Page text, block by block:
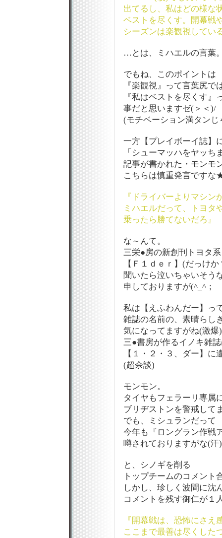
出てるし、私はどの様な
ベストを尽くす。開幕戦
シーズンは楽観視してい
…とは、ミハエルの言葉
でもね、このポイントは
『楽観視』って言葉尻で
『私はベストを尽くす』
事だと思いますゼ(＞＜)/
(モチベーション満タンじ
一方【プレイボーイ誌】
「シューマッハをヤッち
記事が書かれた・モンモ
こちらは慎重発言ですな
『ドライバーよりマシン
ミハエルだって、トヨタ
乗ったら勝てないだろ』
な～んて。
三栄●房の新創刊トヨタ
【Ｆ１ｄｅｒ】(だっけか
聞いたら泣いちゃいそう
申しておりますが(^_^；
私は【えふわんだー】っ
雑誌の名前の、素晴らし
気になってますがね(激爆)
三●書房が作るイノキ雑
【１・２・３、ダー】に
(超余談)
モンモン。
タイヤもフェラーリ専属
ブリヂストンを警戒して
でも、ミシュランだって
今年も『ロングラン作戦
噂されておりますがな(汗)
と、シノギを削る
トップチームのコメント
しかし、珍しく波間に沈
コメントを残す御仁が１
『開幕戦は、恐怖にさえ
ここまで最善は尽くした